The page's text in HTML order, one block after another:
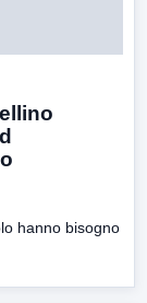
hanno bisogno